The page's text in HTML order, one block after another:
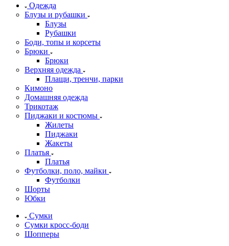
Одежда
Блузы и рубашки
Блузы
Рубашки
Боди, топы и корсеты
Брюки
Брюки
Верхняя одежда
Плащи, тренчи, парки
Кимоно
Домашняя одежда
Трикотаж
Пиджаки и костюмы
Жилеты
Пиджаки
Жакеты
Платья
Платья
Футболки, поло, майки
Футболки
Шорты
Юбки
Сумки
Сумки кросс-боди
Шопперы